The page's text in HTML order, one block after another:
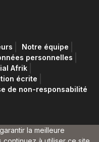
Notre équipe
personnelles
Afrik
écrite
de non-responsabilité
la meilleure